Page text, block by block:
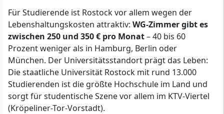
Für Studierende ist Rostock vor allem wegen der
Lebenshaltungskosten attraktiv: WG-Zimmer gibt es
zwischen 250 und 350 € pro Monat– 40 bis 60
Prozent weniger als in Hamburg, Berlin oder
München. Der Universitätsstandort prägt das Leben:
Die staatliche Universität Rostock mit rund 13.000
Studierenden ist die größte Hochschule im Land und
sorgt für studentische Szene vor allem im KTV-Viertel
(Kröpeliner-Tor-Vorstadt).